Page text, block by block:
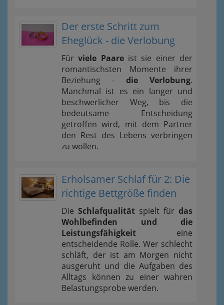
Der erste Schritt zum
Eheglück - die Verlobung
Fürviele Paareist sie einer der
romantischsten Momente ihrer
Beziehung - die Verlobung.
Manchmal ist es ein langer und
beschwerlicher Weg, bis die
bedeutsame Entscheidung
getroffen wird, mit dem Partner
den Rest des Lebens verbringen
zu wollen.
Erholsamer Schlaf für 2: Die
richtige Bettgröße finden
Die Schlafqualität spielt für das
Wohlbefinden und die
Leistungsfähigkeit eine
entscheidende Rolle. Wer schlecht
schläft, der ist am Morgen nicht
ausgeruht und die Aufgaben des
Alltags können zu einer wahren
Belastungsprobe werden.